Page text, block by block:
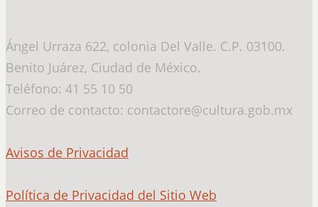
Ángel Urraza 622, colonia Del Valle. C.P. 03100.
Benito Juárez, Ciudad de México.
Teléfono: 41 55 10 50
Correo de contacto: contactore@cultura.gob.mx
Avisos de Privacidad
Política de Privacidad del Sitio Web